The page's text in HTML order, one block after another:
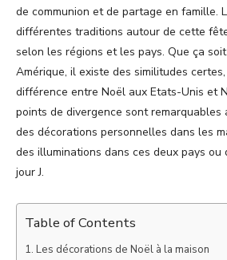
de communion et de partage en famille.
différentes traditions autour de cette
selon les régions et les pays. Que ça
Amérique, il existe des similitudes
différence entre Noël aux Etats-Unis et
points de divergence sont remarquables
des décorations personnelles dans les
des illuminations dans ces deux pays ou
jour J.
Table of Contents
Les décorations de Noël à la maison